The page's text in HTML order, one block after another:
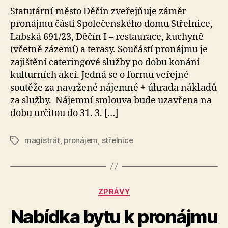
Statutární město Děčín zveřejňuje záměr
pronájmu části Společenského domu Střelnice,
Labská 691/23, Děčín I – restaurace, kuchyně
(včetně zázemí) a terasy. Součástí pronájmu je
zajištění cateringové služby po dobu konání
kulturních akcí. Jedná se o formu veřejné
soutěže za navržené nájemné + úhrada nákladů
za služby. Nájemní smlouva bude uzavřena na
dobu určitou do 31. 3. […]
Štítkymagistrát, pronájem střelnice
Rubriky
ZPRÁVY
Nabídka bytu k pronájmu